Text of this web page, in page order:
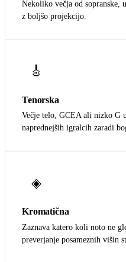
Nekoliko večja od sopranske,
z boljšo projekcijo.
🎸
Tenorska
Večje telo, GCEA ali nizko G
naprednejših igralcih zaradi
◈
Kromatična
Zaznava katero koli noto ne
preverjanje posameznih višin